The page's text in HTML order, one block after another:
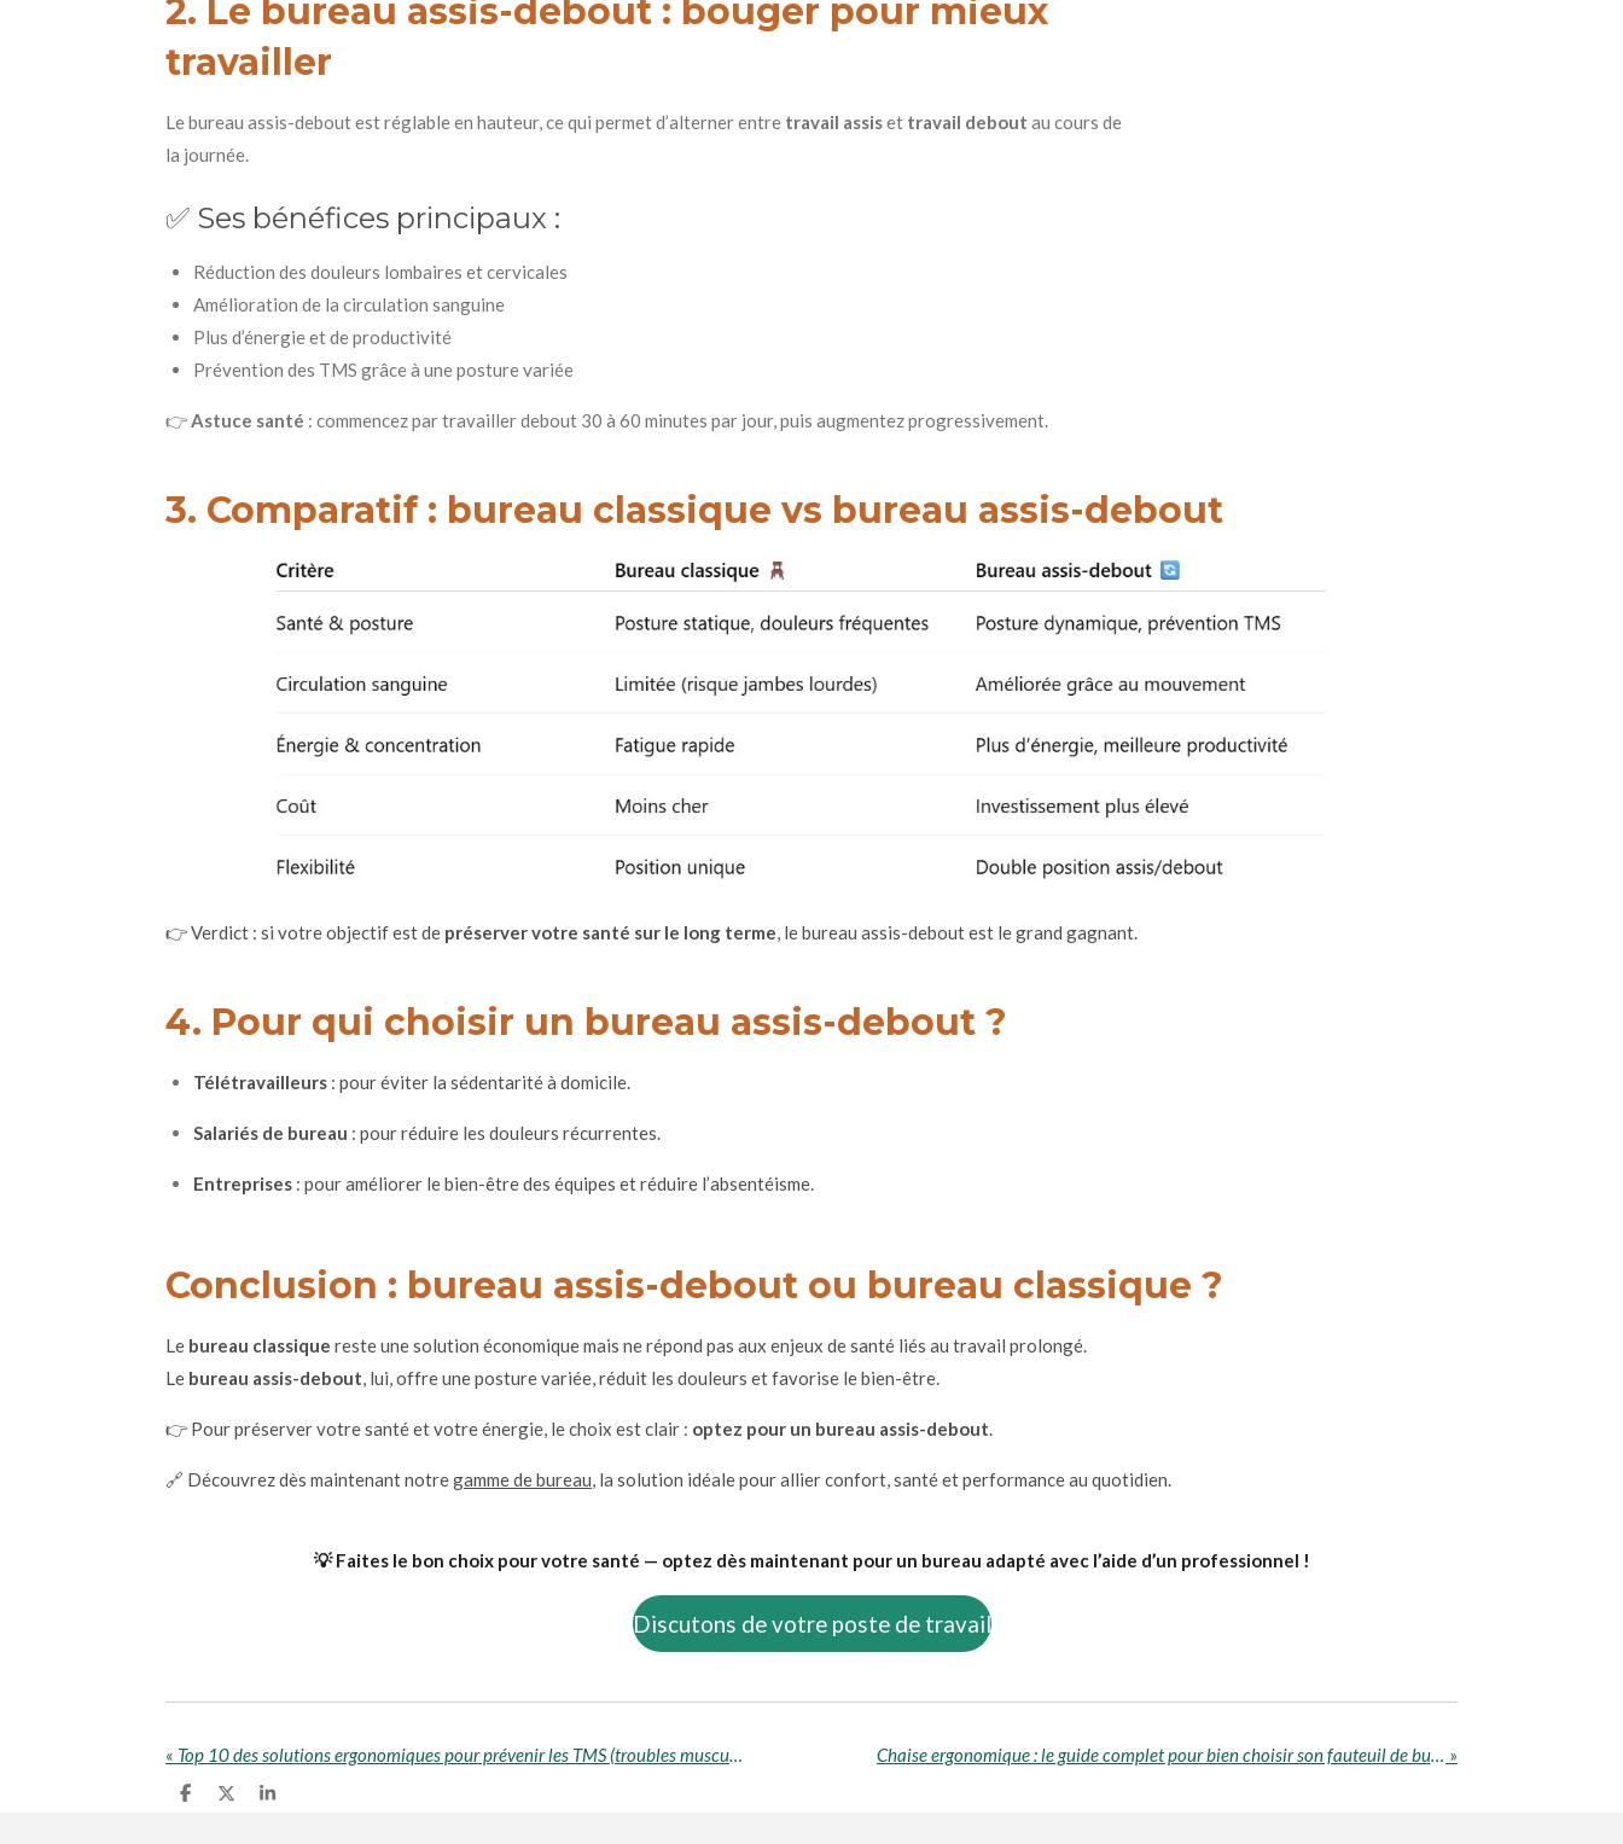
2. Le bureau assis-debout : bouger pour mieux
travailler
Le bureau assis-debout est réglable en hauteur, ce qui permet d’alterner entre travail assiset travail debout au cours de
la journée.
✅ Ses bénéfices principaux :
Réduction des douleurs lombaires et cervicales
Amélioration de la circulation sanguine
Plus d’énergie et de productivité
Prévention des TMS grâce à une posture variée
👉Astuce santé : commencez par travailler debout 30 à 60 minutes par jour, puis augmentez progressivement.
3. Comparatif : bureau classique vs bureau assis-debout
👉 Verdict : si votre objectif est de préserver votre santé sur le long terme, le bureau assis-debout est le grand gagnant.
4. Pour qui choisir un bureau assis-debout ?
Télétravailleurs: pour éviter la sédentarité à domicile.
Salariés de bureau : pour réduire les douleurs récurrentes.
Entreprises: pour améliorer le bien-être des équipes et réduire l’absentéisme.
Conclusion : bureau assis-debout ou bureau classique ?
Le bureau classique reste une solution économique mais ne répond pas aux enjeux de santé liés au travail prolongé.
Le bureau assis-debout, lui, offre une posture variée, réduit les douleurs et favorise le bien-être.
👉 Pour préserver votre santé et votre énergie, le choix est clair : optez pour un bureau assis-debout.
🔗 Découvrez dès maintenant notregamme de bureau, la solution idéale pour allier confort, santé et performance au quotidien.
💡 Faites le bon choix pour votre santé — optez dès maintenant pour un bureau adapté avec l’aide d’un professionnel !
Discutons de votre poste de travail
« Top 10 des solutions ergonomiques pour prévenir les TMS (troubles musculo-squelettiques) Chaise ergonomique : le guide complet pour bien choisir son fauteuil de bureau »
P
P
P